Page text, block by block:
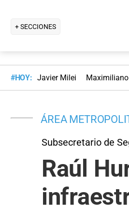
+ SECCIONES
#HOY: Javier Milei
ÁREA
Subsecretario de
Raúl